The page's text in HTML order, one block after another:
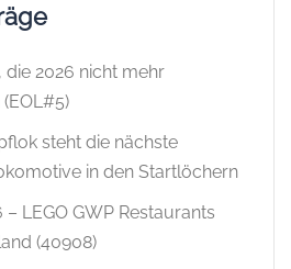
die 2026 nicht mehr
steht die nächste
in den Startlöchern
LEGO GWP Restaurants
(40908)